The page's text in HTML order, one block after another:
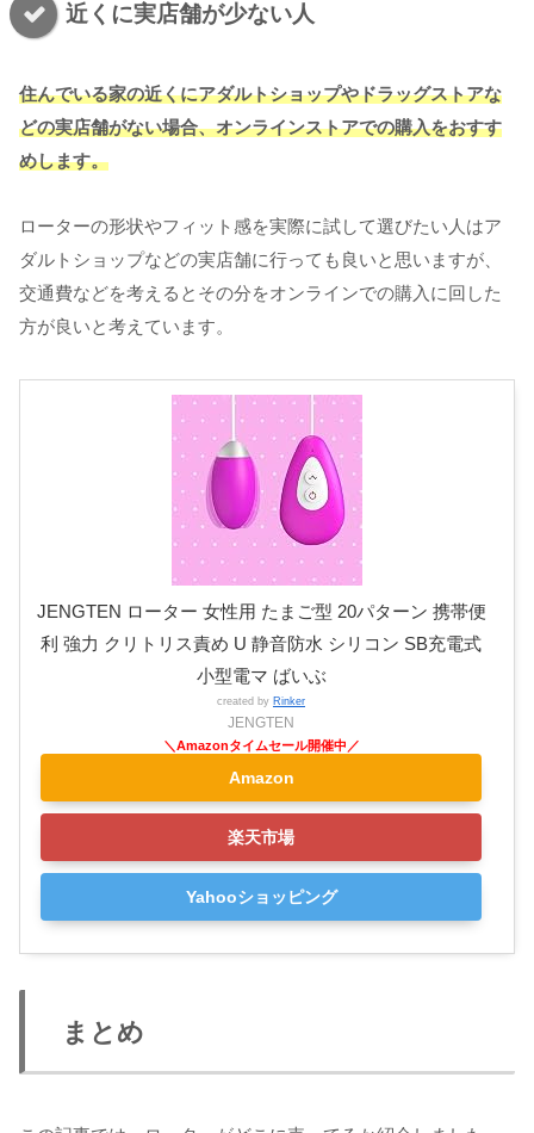
近くに実店舗が少ない人
住んでいる家の近くにアダルトショップやドラッグストアな
どの実店舗がない場合、オンラインストアでの購入をおすす
めします。
ローターの形状やフィット感を実際に試して選びたい人はア
ダルトショップなどの実店舗に行っても良いと思いますが、
交通費などを考えるとその分をオンラインでの購入に回した
方が良いと考えています。
JENGTEN ローター 女性用 たまご型 20パターン 携帯便
利 強力 クリトリス責め U 静音防水 シリコン SB充電式
小型電マ ばいぶ
created by Rinker
JENGTEN
Amazon
楽天市場
Yahooショッピング
まとめ